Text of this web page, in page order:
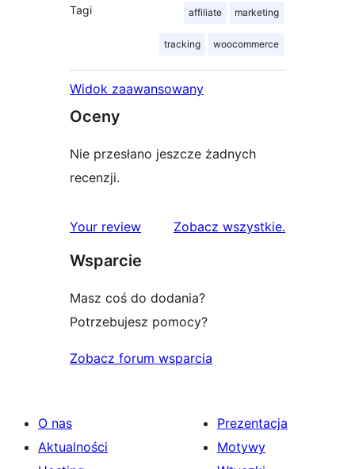
Tagi affiliate marketing
tracking woocommerce
Widok zaawansowany
Oceny
Nie przesłano jeszcze żadnych
recenzji.
Your review Zobacz wszystkierecenzje
.
Wsparcie
Masz coś do dodania?
Potrzebujesz pomocy?
Zobacz forum wsparcia
O nas
Aktualności
Prezentacja
Motywy